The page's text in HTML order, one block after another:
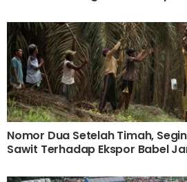
Nomor Dua Setelah Timah,
Sawit Terhadap Ekspor Babel